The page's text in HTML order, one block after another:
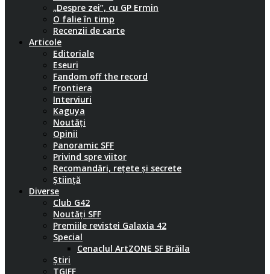
„Despre zei”, cu GP Ermin
O falie în timp
Recenzii de carte
Articole
Editoriale
Eseuri
Fandom off the record
Frontiera
Interviuri
Kaguya
Noutăți
Opinii
Panoramic SFF
Privind spre viitor
Recomandări, rețete și secrete
Știință
Diverse
Club G42
Noutăți SFF
Premiile revistei Galaxia 42
Special
Cenaclul ArtZONE SF Brăila
Știri
TGIFF